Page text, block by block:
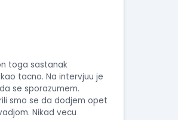
toga sastanak
tacno. Na intervjuu je
se sporazumem.
smo se da dodjem opet
Nikad vecu